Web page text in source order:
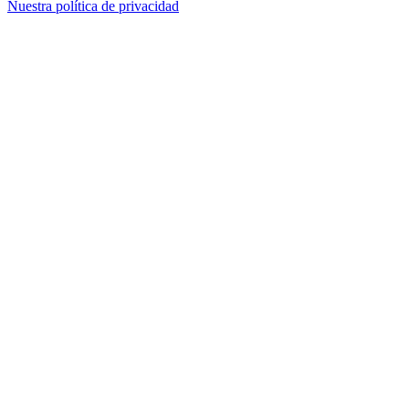
Nuestra política de privacidad